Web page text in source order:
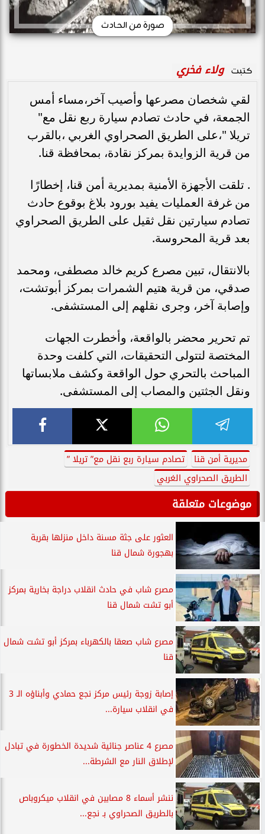
صورة من الحادث
كتبت ولاء فخري
لقي شخصان مصرعها وأصيب آخر،مساء أمس
الجمعة، في حادث تصادم سيارة ربع نقل مع"
تريلا "،على الطريق الصحراوي الغربي ،بالقرب
من قرية الزوايدة بمركز نقادة، بمحافظة قنا.
. تلقت الأجهزة الأمنية بمديرية أمن قنا، إخطارًا
من غرفة العمليات يفيد بورود بلاغ بوقوع حادث
تصادم سيارتين نقل ثقيل على الطريق الصحراوي
بعد قرية المحروسة.
بالانتقال، تبين مصرع كريم خالد مصطفى، ومحمد
صدقي، من قرية هتيم الشمرات بمركز أبوتشت،
وإصابة آخر، وجرى نقلهم إلى المستشفى.
تم تحرير محضر بالواقعة، وأخطرت الجهات
المختصة لتتولى التحقيقات، التي كلفت وحدة
المباحث بالتحري حول الواقعة وكشف ملابساتها
ونقل الجثتين والمصاب إلى المستشفى.
مديرية أمن قنا
تصادم سيارة ربع نقل مع” تريلا ”
الطريق الصحراوي الغربي
موضوعات متعلقة
العثور على جثة مسنة داخل منزلها بقرية
بهجورة شمال قنا
مصرع شاب في حادث انقلاب دراجة بخارية بمركز
أبو تشت شمال قنا
مصرع شاب صعقا بالكهرباء بمركز أبو تشت شمال
قنا
إصابة زوجة رئيس مركز نجع حمادي وأبناؤه الـ 3
في انقلاب سيارة...
مصرع 4 عناصر جنائية شديدة الخطورة في تبادل
لإطلاق النار مع الشرطة...
ننشر أسماء 8 مصابين في انقلاب ميكروباص
بالطريق الصحراوي بـ نجع...